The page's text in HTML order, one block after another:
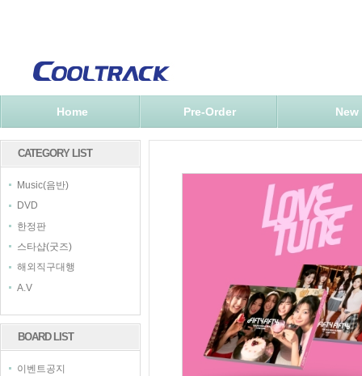
Home Pre-Order New
CATEGORY LIST
Music(음반)
DVD
한정판
스타샵(굿즈)
해외직구대행
A.V
BOARD LIST
이벤트공지